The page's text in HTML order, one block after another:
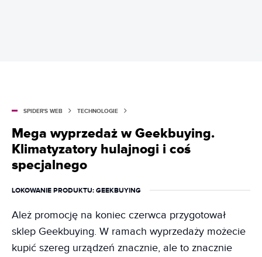
SPIDER'S WEB TECHNOLOGIE
Mega wyprzedaż w Geekbuying.
Klimatyzatory hulajnogi i coś
specjalnego
LOKOWANIE PRODUKTU: GEEKBUYING
Ależ promocję na koniec czerwca przygotował
sklep Geekbuying. W ramach wyprzedaży możecie
kupić szereg urządzeń znacznie, ale to znacznie